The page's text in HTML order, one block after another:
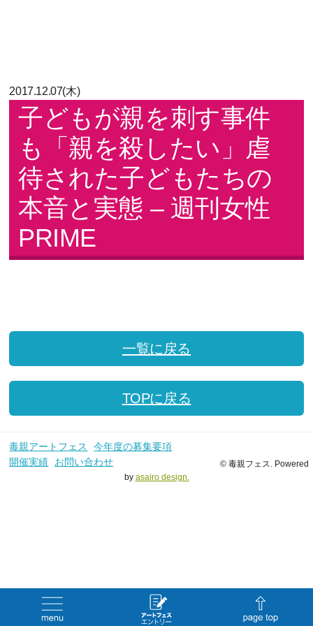
2017.12.07(木)
子どもが親を刺す事件
も「親を殺したい」虐
待された子どもたちの
本音と実態 – 週刊女性
PRIME
一覧に戻る
TOPに戻る
毒親アートフェス
今年度の募集要項
開催実績
お問い合わせ
© 毒親フェス. Powered
by asairo design.
menu